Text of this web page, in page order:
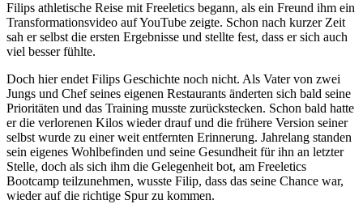
Filips athletische Reise mit Freeletics begann, als ein Freund ihm ein
Transformationsvideo auf YouTube zeigte. Schon nach kurzer Zeit
sah er selbst die ersten Ergebnisse und stellte fest, dass er sich auch
viel besser fühlte.
Doch hier endet Filips Geschichte noch nicht. Als Vater von zwei
Jungs und Chef seines eigenen Restaurants änderten sich bald seine
Prioritäten und das Training musste zurückstecken. Schon bald hatte
er die verlorenen Kilos wieder drauf und die frühere Version seiner
selbst wurde zu einer weit entfernten Erinnerung. Jahrelang standen
sein eigenes Wohlbefinden und seine Gesundheit für ihn an letzter
Stelle, doch als sich ihm die Gelegenheit bot, am Freeletics
Bootcamp teilzunehmen, wusste Filip, dass das seine Chance war,
wieder auf die richtige Spur zu kommen.